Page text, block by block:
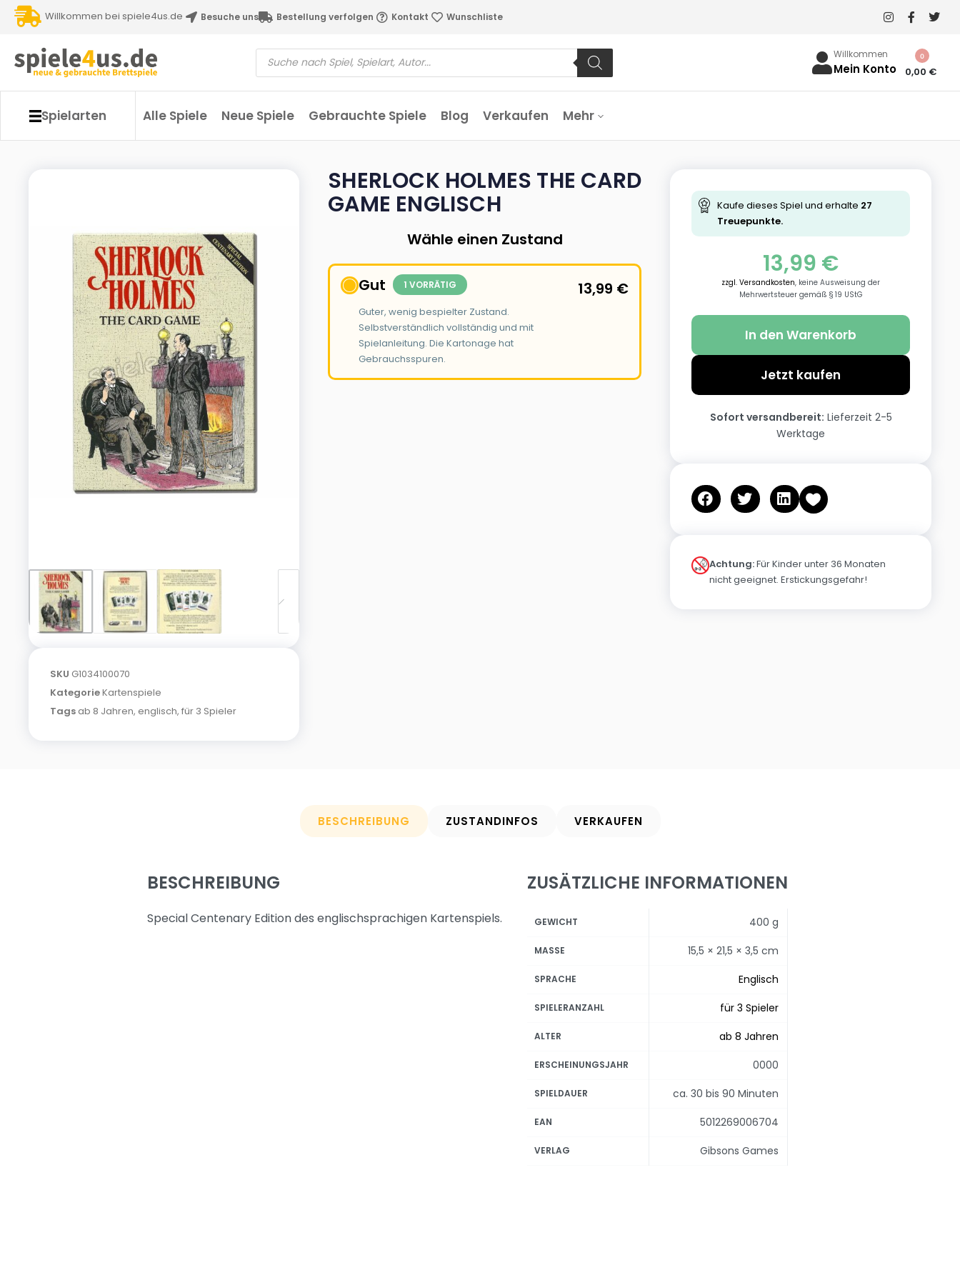
Willkommen bei spiele4us.de Besuche uns Bestellung verfolgen Kontakt Wunschliste
Willkommen
Mein Konto 0,00 €
0
Spielarten Alle Spiele Neue Spiele Gebrauchte Spiele Blog Verkaufen Mehr
SKU G1034100070
KategorieKartenspiele
Tags ab 8 Jahren, englisch, für 3 Spieler
SHERLOCK HOLMES THE CARD
GAME ENGLISCH
Wähle einen Zustand
Gut 1 VORRÄTIG
Guter, wenig bespielter Zustand.
Selbstverständlich vollständig und mit
Spielanleitung. Die Kartonage hat
Gebrauchsspuren.
13,99 €
Kaufe dieses Spiel und erhalte 27
Treuepunkte.
13,99 €
zzgl. Versandkosten, keine Ausweisung der
Mehrwertsteuer gemäß § 19 UStG
In den Warenkorb
Jetzt kaufen
Sofort versandbereit: Lieferzeit 2-5
Werktage
Achtung:Für Kinder unter 36 Monaten
nicht geeignet. Erstickungsgefahr!
BESCHREIBUNG ZUSTANDINFOS VERKAUFEN
BESCHREIBUNG
Special Centenary Edition des englischsprachigen Kartenspiels.
ZUSÄTZLICHE INFORMATIONEN
GEWICHT 400 g
MASSE 15,5 × 21,5 × 3,5 cm
SPRACHE Englisch
SPIELERANZAHL für 3 Spieler
ALTER ab 8 Jahren
ERSCHEINUNGSJAHR 0000
SPIELDAUER ca. 30 bis 90 Minuten
EAN 5012269006704
VERLAG Gibsons Games